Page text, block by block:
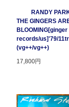
RANDY
THE GINGERS
BLOOMING[ginger
records/us]'79/
(vg++/vg++)
17,800円